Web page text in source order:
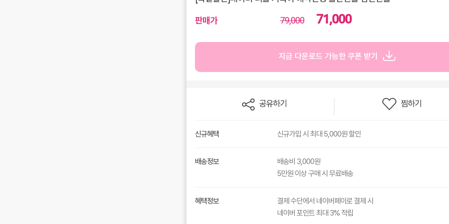
판매가 79,000 71,000
지금 다운로드 가능한 쿠폰 받기
공유하기 찜하기
신규혜택 신규가입 시 최대 5,000원 할인
배송정보
배송비 3,000원
5만원 이상 구매 시 무료배송
혜택정보
결제 수단에서 네이버페이로 결제 시
네이버 포인트 최대 3% 적립